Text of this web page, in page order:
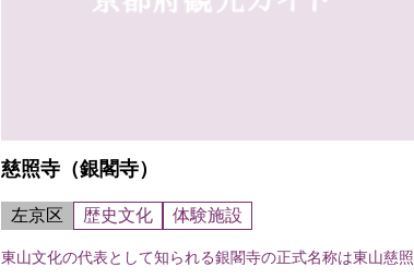
慈照寺（銀閣寺）
左京区 歴史文化 体験施設
東山文化の代表として知られる銀閣寺の正式名称は東山慈照